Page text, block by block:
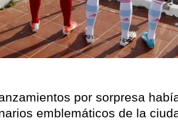
por sorpresa
emblemáticos de la